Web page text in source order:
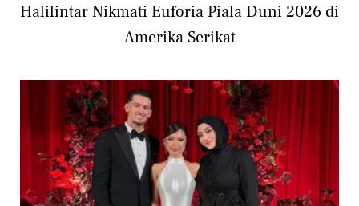
Halilintar Nikmati Euforia Piala Duni 2026 di
Amerika Serikat